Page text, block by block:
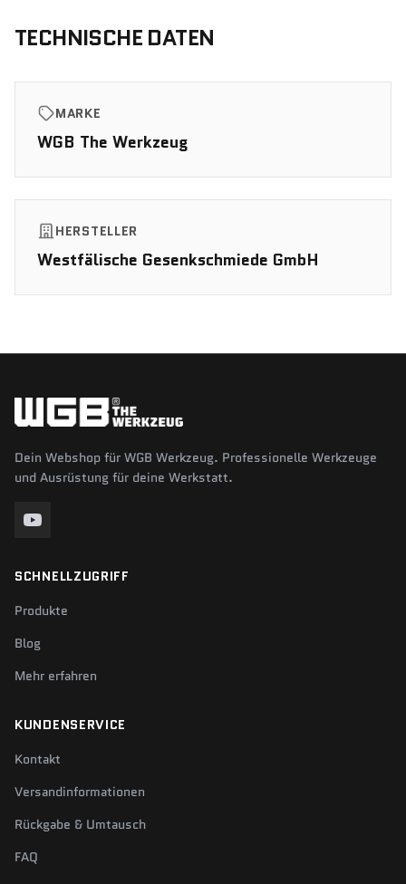
TECHNISCHE DATEN
MARKE
WGB The Werkzeug
HERSTELLER
Westfälische Gesenkschmiede GmbH
Dein Webshop für WGB Werkzeug. Professionelle Werkzeuge
und Ausrüstung für deine Werkstatt.
SCHNELLZUGRIFF
Produkte
Blog
Mehr erfahren
KUNDENSERVICE
Kontakt
Versandinformationen
Rückgabe & Umtausch
FAQ